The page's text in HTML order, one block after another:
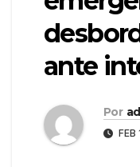
ante
Por
FEB